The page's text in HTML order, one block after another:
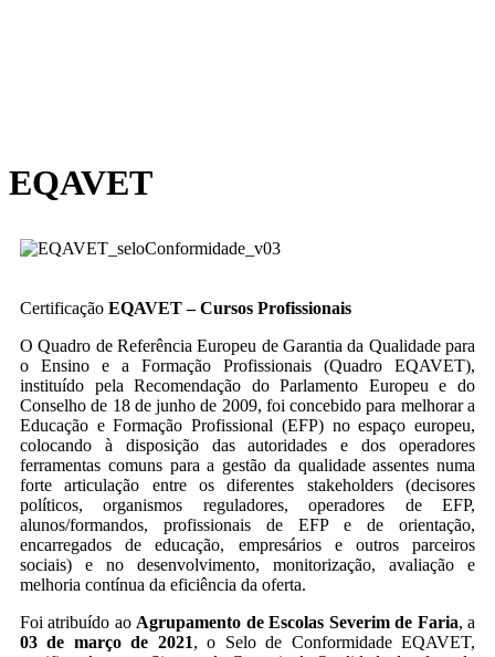
EQAVET
Certificação EQAVET – Cursos Profissionais
O Quadro de Referência Europeu de Garantia da Qualidade para
o Ensino e a Formação Profissionais (Quadro EQAVET),
instituído pela Recomendação do Parlamento Europeu e do
Conselho de 18 de junho de 2009, foi concebido para melhorar a
Educação e Formação Profissional (EFP) no espaço europeu,
colocando à disposição das autoridades e dos operadores
ferramentas comuns para a gestão da qualidade assentes numa
forte articulação entre os diferentes stakeholders (decisores
políticos, organismos reguladores, operadores de EFP,
alunos/formandos, profissionais de EFP e de orientação,
encarregados de educação, empresários e outros parceiros
sociais) e no desenvolvimento, monitorização, avaliação e
melhoria contínua da eficiência da oferta.
Foi atribuído ao Agrupamento de Escolas Severim de Faria, a
03 de março de 2021, o Selo de Conformidade EQAVET,